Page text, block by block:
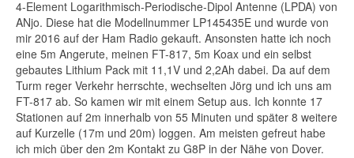
4-Element Logarithmisch-Periodische-Dipol Antenne (LPDA) von
ANjo. Diese hat die Modellnummer LP145435E und wurde von
mir 2016 auf der Ham Radio gekauft. Ansonsten hatte ich noch
eine 5m Angerute, meinen FT-817, 5m Koax und ein selbst
gebautes Lithium Pack mit 11,1V und 2,2Ah dabei. Da auf dem
Turm reger Verkehr herrschte, wechselten Jörg und ich uns am
FT-817 ab. So kamen wir mit einem Setup aus. Ich konnte 17
Stationen auf 2m innerhalb von 55 Minuten und später 8 weitere
auf Kurzelle (17m und 20m) loggen. Am meisten gefreut habe
ich mich über den 2m Kontakt zu G8P in der Nähe von Dover.